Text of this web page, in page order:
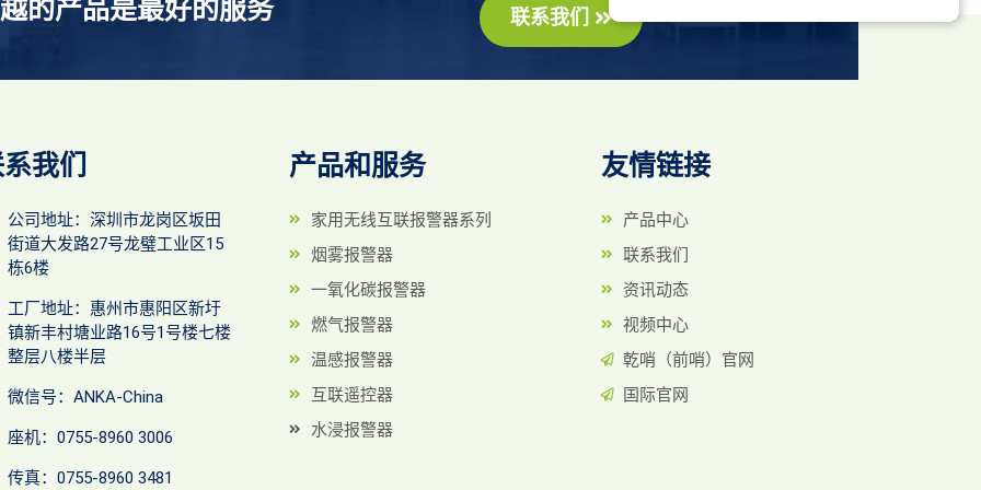
的产品是最好的服务 联系我们
我们
公司地址：深圳市龙岗区坂田
街道大发路27号龙璧工业区15
栋6楼
工厂地址：惠州市惠阳区新圩
镇新丰村塘业路16号1号楼七楼
整层八楼半层
微信号：ANKA-China
座机：0755-8960 3006
传真：0755-8960 3481
产品和服务
家用无线互联报警器系列
烟雾报警器
一氧化碳报警器
燃气报警器
温感报警器
互联遥控器
水浸报警器
友情链接
产品中心
联系我们
资讯动态
视频中心
乾哨（前哨）官网
国际官网